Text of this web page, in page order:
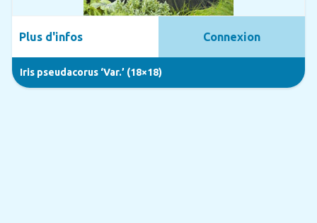
Iris pseudacorus ‘Var.’ (18×18)
Plus d'infos Connexion